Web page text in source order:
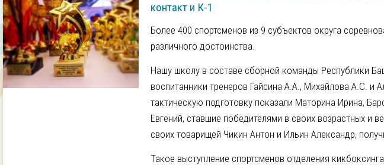
контакт и К-1
Более 400 спортсменов из 9 субъектов округа
различного достоинства.
Нашу школу в составе сборной команды Республики
воспитанники тренеров Гайсина А.А., Михайлова А.С. и
тактическую подготовку показали Маторина Ирина,
Евгений, ставшие победителями в своих возрастных и
своих товарищей Чикин Антон и Ильин Александр,
Такое выступление спортсменов отделения